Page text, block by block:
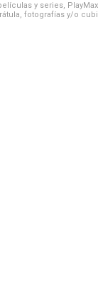
y series,
fotografías y/o